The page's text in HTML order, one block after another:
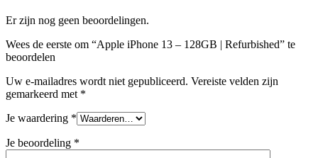
Er zijn nog geen beoordelingen.
Wees de eerste om “Apple iPhone 13 – 128GB | Refurbished” te
beoordelen
Uw e-mailadres wordt niet gepubliceerd. Vereiste velden zijn
gemarkeerd met *
Je waardering *
Je beoordeling *